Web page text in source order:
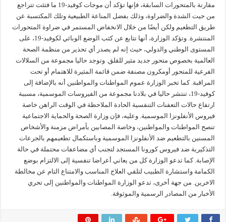
مقارنة بالمتحورات السابقة، فإنها تؤكد أن موجات كوفيد-19 ما فتئت تتراجع
من حيت الشدة والضراوة، وذلك بفضل المناعة الطبيعية وتلك المكتسبة عن
طريق التطعيم ولكن أيضًا من خلال الانخفاض المستمر في ضراوة المتحورات
المنتشرة. وتؤكد الوزارة، أنها تتابع عن كثب الوضع الوبائي لكوفيد-19، على
المستوى الوطني والدولي، حيث إنه لم يصدر أي تحذير من منظمة الصحة
العالمية بخصوص متحور جديد مثير للقلق. وتوجد حاليا مجموعة من السلالات
الفرعية للمتحور أومكرون مصنفة ضمن قائمة المثيرة للاهتمام أو تحت
المراقبة. كما تخبر الوزارة عموم المواطنات والمواطنين أنه بالإضافة إلى
كوفيد-19، تنتشر حاليا في بلادنا مجموعة من الفيروسات الموسمية، مسببة
ارتفاع حالات التعفنات التنفسية الحادة الملاحظة في الوقت الراهن خاصة
فيروس الأنفلونزا الموسمية. وعليه، فإن وزارة الصحة والحماية الاجتماعية
تنصح المواطنات والمواطنين، وخاصة المصابين بأمراض مزمنة والأشخاص
المسنين بالتطعيم ضد الأنفلونزا الموسمية وباستكمال تطعيمهم بالجرعات
التذكيرية ضد فيروس كورونا المستجد لتجنب أي مضاعفات محتملة في حالة
الإصابة. كما تدعو الوزارة كل من يعاني أعراضا تنفسية إلى الالتزام بوضع
الكمامة واستشارة الطبيب لتلقي العلاج المناسب والامتناع التام عن مخالطة
الاخرين. من جهة أخرى، تدعو الوزارة المواطنات والمواطنين إلى تحري
الأخبار من المصادر الرسمية والموثوقة.